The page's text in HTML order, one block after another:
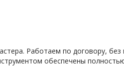
Работаем по договору,
обеспечены